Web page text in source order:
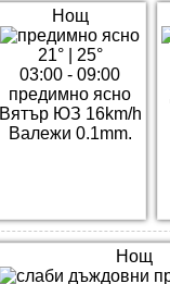
Нощ
21°| 25°
03:00 - 09:00
предимно ясно
Вятър ЮЗ 16km/h
Валежи 0.1mm.
Нощ